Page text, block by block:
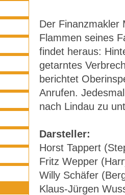
Der Finanzmakler
Flammen seines
findet heraus:
getarntes
berichtet
Anrufen.
nach Lindau zu
Darsteller:
Horst Tappert
Fritz Wepper
Willy Schäfer
Klaus-Jürgen